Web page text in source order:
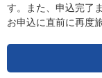
す。また、申込完了
お申込に直前に再度